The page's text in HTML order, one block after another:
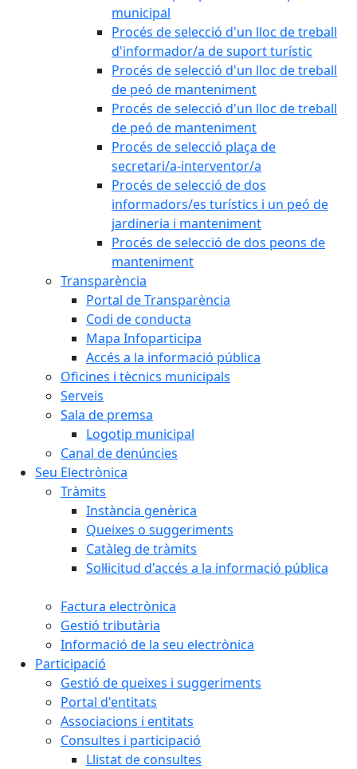
municipal
Procés de selecció d'un lloc de treball
d'informador/a de suport turístic
Procés de selecció d'un lloc de treball
de peó de manteniment
Procés de selecció d'un lloc de treball
de peó de manteniment
Procés de selecció plaça de
secretari/a-interventor/a
Procés de selecció de dos
informadors/es turístics i un peó de
jardineria i manteniment
Procés de selecció de dos peons de
manteniment
Transparència
Portal de Transparència
Codi de conducta
Mapa Infoparticipa
Accés a la informació pública
Oficines i tècnics municipals
Serveis
Sala de premsa
Logotip municipal
Canal de denúncies
Seu Electrònica
Tràmits
Instància genèrica
Queixes o suggeriments
Catàleg de tràmits
Sol·licitud d'accés a la informació pública
Factura electrònica
Gestió tributària
Informació de la seu electrònica
Participació
Gestió de queixes i suggeriments
Portal d'entitats
Associacions i entitats
Consultes i participació
Llistat de consultes